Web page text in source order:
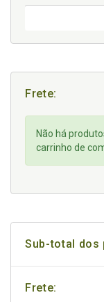
Frete:
Não há
carrinho de
Sub-total
Frete: